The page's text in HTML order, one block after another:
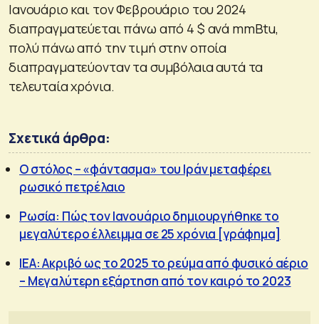
Ιανουάριο και τον Φεβρουάριο του 2024
διαπραγματεύεται πάνω από 4 $ ανά mmBtu,
πολύ πάνω από την τιμή στην οποία
διαπραγματεύονταν τα συμβόλαια αυτά τα
τελευταία χρόνια.
Σχετικά άρθρα:
Ο στόλος – «φάντασμα» του Ιράν μεταφέρει
ρωσικό πετρέλαιο
Ρωσία: Πώς τον Ιανουάριο δημιουργήθηκε το
μεγαλύτερο έλλειμμα σε 25 χρόνια [γράφημα]
ΙΕΑ: Ακριβό ως το 2025 το ρεύμα από φυσικό αέριο
– Μεγαλύτερη εξάρτηση από τον καιρό το 2023